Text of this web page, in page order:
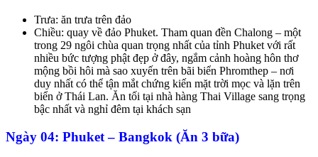
Trưa: ăn trưa trên đảo
Chiều: quay về đảo Phuket. Tham quan đền Chalong – một
trong 29 ngôi chùa quan trọng nhất của tỉnh Phuket với rất
nhiều bức tượng phật đẹp ở đây, ngắm cảnh hoàng hôn thơ
mộng bồi hôi mà sao xuyến trên bãi biển Phromthep – nơi
duy nhất có thể tận mắt chứng kiến mặt trời mọc và lặn trên
biển ở Thái Lan. Ăn tối tại nhà hàng Thai Village sang trọng
bậc nhất và nghỉ đêm tại khách sạn
Ngày 04: Phuket – Bangkok (Ăn 3 bữa)